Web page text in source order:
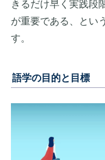
きるだけ早く実践段
が重要である、とい
す。
語学の目的と目標